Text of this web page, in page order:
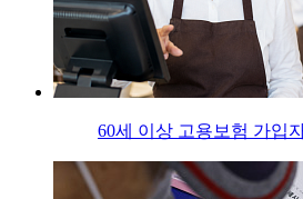
60세 이상 고용보험 가입